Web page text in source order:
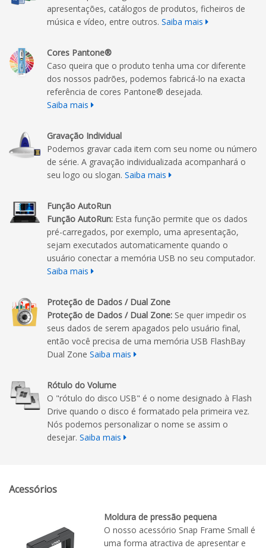
apresentações, catálogos de produtos, ficheiros de
música e vídeo, entre outros. Saiba mais
Cores Pantone®
Caso queira que o produto tenha uma cor diferente
dos nossos padrões, podemos fabricá-lo na exacta
referência de cores Pantone® desejada.
Saiba mais
Gravação Individual
Podemos gravar cada item com seu nome ou número
de série. A gravação individualizada acompanhará o
seu logo ou slogan. Saiba mais
Função AutoRun
Função AutoRun: Esta função permite que os dados
pré-carregados, por exemplo, uma apresentação,
sejam executados automaticamente quando o
usuário conectar a memória USB no seu computador.
Saiba mais
Proteção de Dados / Dual Zone
Proteção de Dados / Dual Zone: Se quer impedir os
seus dados de serem apagados pelo usuário final,
então você precisa de uma memória USB FlashBay
Dual Zone Saiba mais
Rótulo do Volume
O "rótulo do disco USB" é o nome designado à Flash
Drive quando o disco é formatado pela primeira vez.
Nós podemos personalizar o nome se assim o
desejar. Saiba mais
Acessórios
Moldura de pressão pequena
O nosso acessório Snap Frame Small é
uma forma atractiva de apresentar e